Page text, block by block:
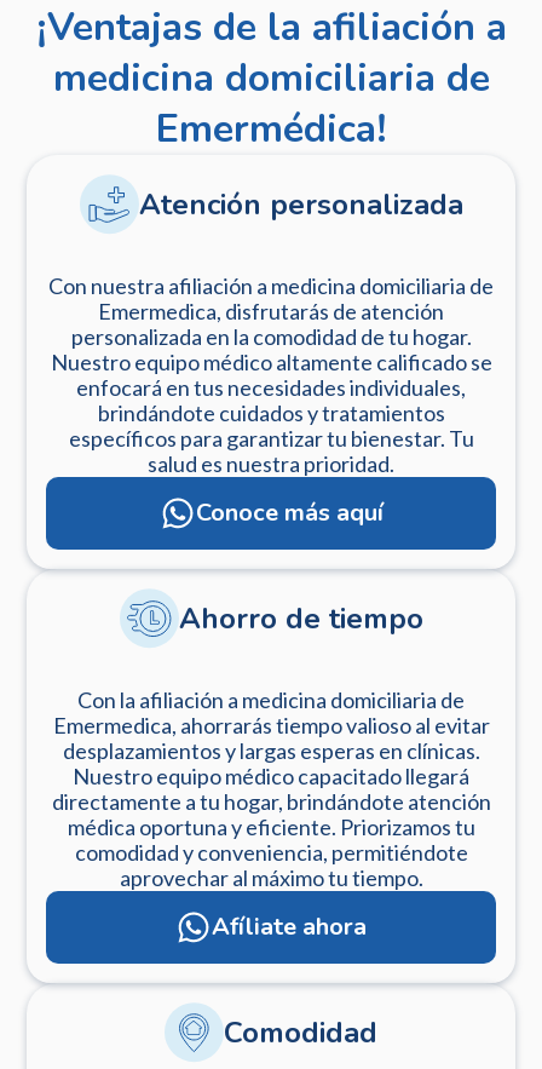
¡Ventajas de la afiliación a
medicina domiciliaria de
Emermédica!
Atención personalizada
Con nuestra afiliación a medicina domiciliaria de
Emermedica, disfrutarás de atención
personalizada en la comodidad de tu hogar.
Nuestro equipo médico altamente calificado se
enfocará en tus necesidades individuales,
brindándote cuidados y tratamientos
específicos para garantizar tu bienestar. Tu
salud es nuestra prioridad.
Conoce más aquí
Ahorro de tiempo
Con la afiliación a medicina domiciliaria de
Emermedica, ahorrarás tiempo valioso al evitar
desplazamientos y largas esperas en clínicas.
Nuestro equipo médico capacitado llegará
directamente a tu hogar, brindándote atención
médica oportuna y eficiente. Priorizamos tu
comodidad y conveniencia, permitiéndote
aprovechar al máximo tu tiempo.
Afíliate ahora
Comodidad